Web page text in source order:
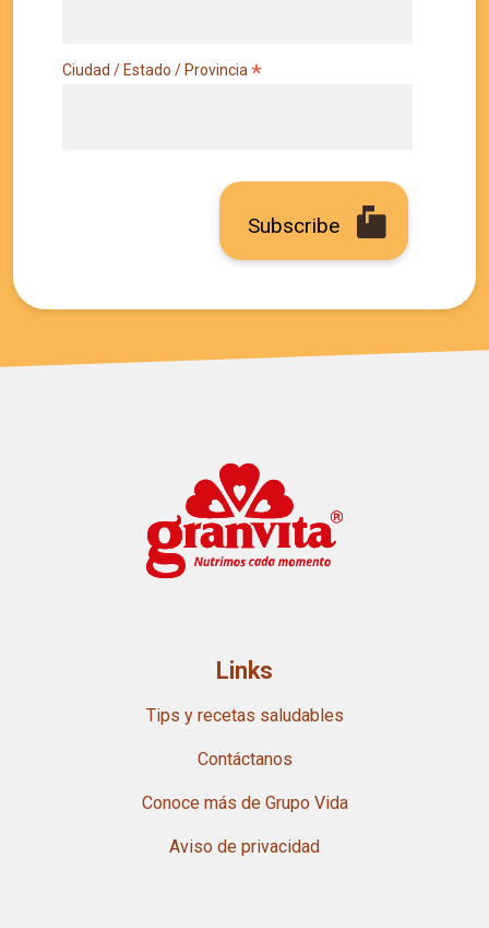
Ciudad / Estado / Provincia *
Links
Tips y recetas saludables
Contáctanos
Conoce más de Grupo Vida
Aviso de privacidad